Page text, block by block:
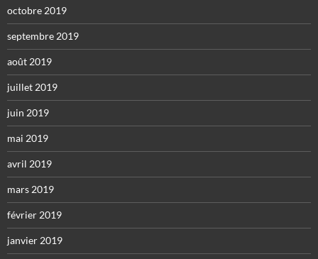
octobre 2019
septembre 2019
août 2019
juillet 2019
juin 2019
mai 2019
avril 2019
mars 2019
février 2019
janvier 2019